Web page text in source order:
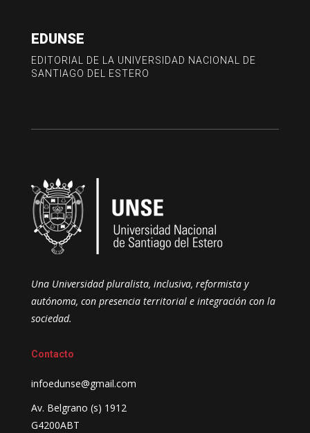
EDUNSE
EDITORIAL DE LA UNIVERSIDAD NACIONAL DE
SANTIAGO DEL ESTERO
Una Universidad pluralista, inclusiva, reformista y
autónoma, con presencia territorial e integración con la
sociedad.
Contacto
infoedunse@gmail.com
Av. Belgrano (s) 1912
G4200ABT